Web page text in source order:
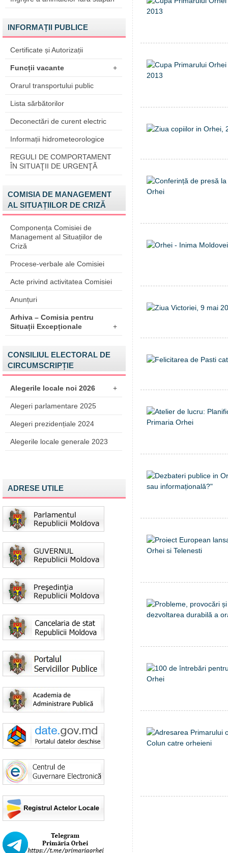
INFORMAȚII PUBLICE
Certificate și Autorizații
Funcții vacante +
Orarul transportului public
Lista sărbătorilor
Deconectări de curent electric
Informații hidrometeorologice
REGULI DE COMPORTAMENT
ÎN SITUAŢII DE URGENŢĂ
COMISIA DE MANAGEMENT
AL SITUAȚIILOR DE CRIZĂ
Componența Comisiei de
Management al Situațiilor de
Criză
Procese-verbale ale Comisiei
Acte privind activitatea Comisiei
Anunțuri
Arhiva – Comisia pentru
Situații Excepționale
+
CONSILIUL ELECTORAL DE
CIRCUMSCRIPȚIE
Alegerile locale noi 2026 +
Alegeri parlamentare 2025
Alegeri prezidențiale 2024
Alegerile locale generale 2023
ADRESE UTILE